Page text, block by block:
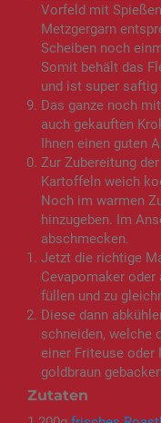
Zutaten
Vorfeld mit
Metzgergarn
Scheiben noch
Somit behält das
und ist super saftig
Das ganze noch
auch gekauften
Ihnen einen guten
Zur Zubereitung
Kartoffeln weich
Noch im warmen
hinzugeben. Im
abschmecken.
Jetzt die richtige
Cevapomaker oder
füllen und zu
Diese dann
schneiden, welche
einer Friteuse oder
goldbraun